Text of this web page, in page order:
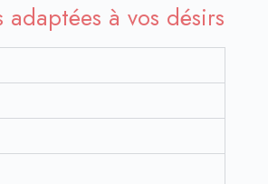
adaptées à vos désirs